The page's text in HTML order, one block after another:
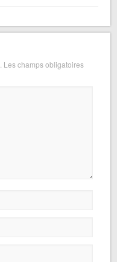
Les champs obligatoires